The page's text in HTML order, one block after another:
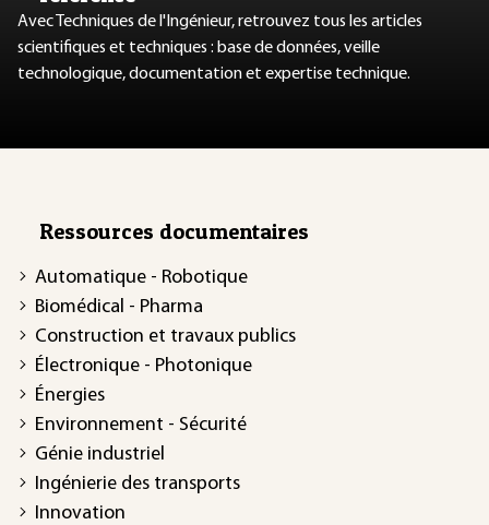
Avec Techniques de l'Ingénieur, retrouvez tous les articles
scientifiques et techniques : base de données, veille
technologique, documentation et expertise technique.
Ressources documentaires
Automatique - Robotique
Biomédical - Pharma
Construction et travaux publics
Électronique - Photonique
Énergies
Environnement - Sécurité
Génie industriel
Ingénierie des transports
Innovation